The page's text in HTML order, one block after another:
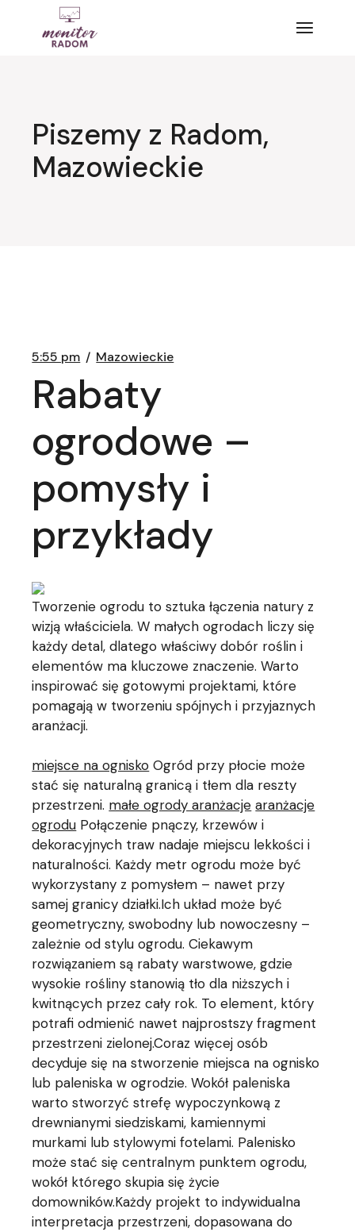
Piszemy z Radom,
Mazowieckie
5:55 pm Mazowieckie
Rabaty
ogrodowe –
pomysły i
przykłady
Tworzenie ogrodu to sztuka łączenia natury z
wizją właściciela. W małych ogrodach liczy się
każdy detal, dlatego właściwy dobór roślin i
elementów ma kluczowe znaczenie. Warto
inspirować się gotowymi projektami, które
pomagają w tworzeniu spójnych i przyjaznych
aranżacji.
miejsce na ognisko Ogród przy płocie może
stać się naturalną granicą i tłem dla reszty
przestrzeni. małe ogrody aranżacje aranżacje
ogrodu Połączenie pnączy, krzewów i
dekoracyjnych traw nadaje miejscu lekkości i
naturalności. Każdy metr ogrodu może być
wykorzystany z pomysłem – nawet przy
samej granicy działki.Ich układ może być
geometryczny, swobodny lub nowoczesny –
zależnie od stylu ogrodu. Ciekawym
rozwiązaniem są rabaty warstwowe, gdzie
wysokie rośliny stanowią tło dla niższych i
kwitnących przez cały rok. To element, który
potrafi odmienić nawet najprostszy fragment
przestrzeni zielonej.Coraz więcej osób
decyduje się na stworzenie miejsca na ognisko
lub paleniska w ogrodzie. Wokół paleniska
warto stworzyć strefę wypoczynkową z
drewnianymi siedziskami, kamiennymi
murkami lub stylowymi fotelami. Palenisko
może stać się centralnym punktem ogrodu,
wokół którego skupia się życie
domowników.Każdy projekt to indywidualna
interpretacja przestrzeni, dopasowana do